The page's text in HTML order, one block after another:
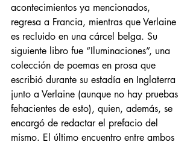
acontecimientos ya mencionados,
regresa a Francia, mientras que Verlaine
es recluido en una cárcel belga. Su
siguiente libro fue “Iluminaciones”, una
colección de poemas en prosa que
escribió durante su estadía en Inglaterra
junto a Verlaine (aunque no hay pruebas
fehacientes de esto), quien, además, se
encargó de redactar el prefacio del
mismo. El último encuentro entre ambos